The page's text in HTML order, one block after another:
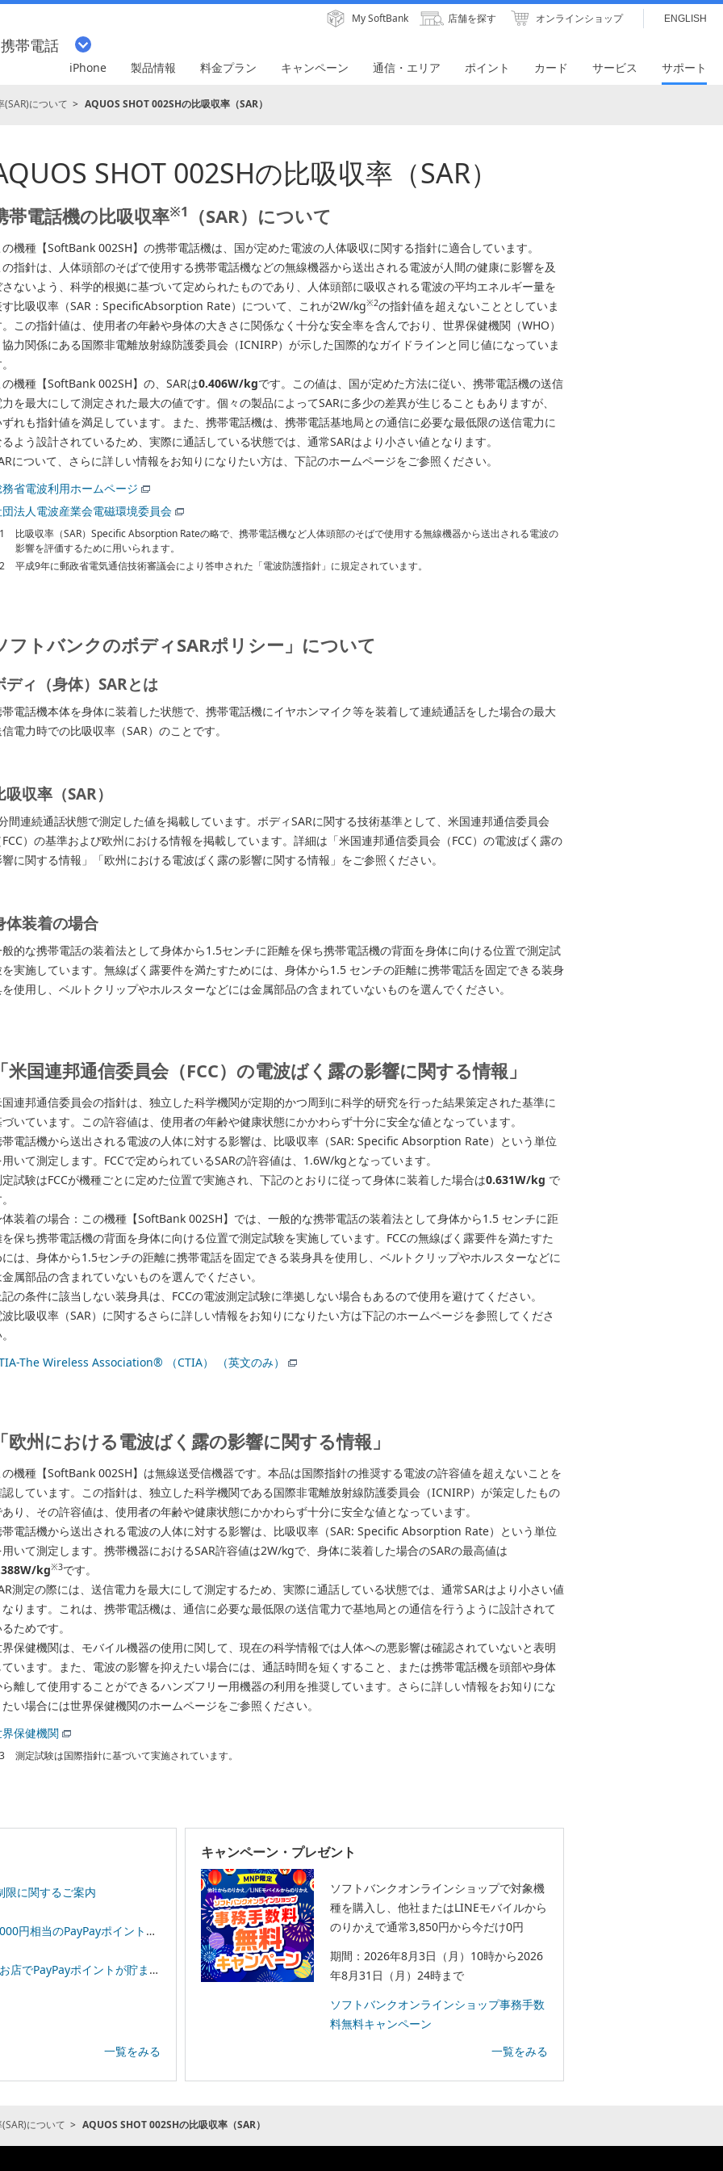
帯電話
My SoftBank 店舗を探す オンラインショップ ENGLISH
iPhone 製品情報 料金プラン キャンペーン 通信・エリア ポイント カード サービス サポート
について AQUOS SHOT 002SHの比吸収率（SAR）
SHOT 002SHの比吸収率（SAR）
帯電話機の比吸収率※1 （SAR）について
機種【SoftBank 002SH】の携帯電話機は、国が定めた電波の人体吸収に関する指針に適合しています。
指針は、人体頭部のそばで使用する携帯電話機などの無線機器から送出される電波が人間の健康に影響を及
ないよう、科学的根拠に基づいて定められたものであり、人体頭部に吸収される電波の平均エネルギー量を
す比吸収率（SAR：SpecificAbsorption Rate）について、これが2W/kg※2の指針値を超えないこととしていま
この指針値は、使用者の年齢や身体の大きさに関係なく十分な安全率を含んでおり、世界保健機関（WHO）
力関係にある国際非電離放射線防護委員会（ICNIRP）が示した国際的なガイドラインと同じ値になっていま
機種【SoftBank 002SH】の、SARは0.406W/kgです。この値は、国が定めた方法に従い、携帯電話機の送信
を最大にして測定された最大の値です。個々の製品によってSARに多少の差異が生じることもありますが、
れも指針値を満足しています。また、携帯電話機は、携帯電話基地局との通信に必要な最低限の送信電力に
よう設計されているため、実際に通話している状態では、通常SARはより小さい値となります。
について、さらに詳しい情報をお知りになりたい方は、下記のホームページをご参照ください。
省電波利用ホームページ
法人電波産業会電磁環境委員会
比吸収率（SAR）Specific Absorption Rateの略で、携帯電話機など人体頭部のそばで使用する無線機器から送出される電波の
影響を評価するために用いられます。
平成9年に郵政省電気通信技術審議会により答申された「電波防護指針」に規定されています。
フトバンクのボディSARポリシー」について
ディ（身体）SARとは
電話機本体を身体に装着した状態で、携帯電話機にイヤホンマイク等を装着して連続通話をした場合の最大
電力時での比吸収率（SAR）のことです。
吸収率（SAR）
間連続通話状態で測定した値を掲載しています。ボディSARに関する技術基準として、米国連邦通信委員会
）の基準および欧州における情報を掲載しています。詳細は「米国連邦通信委員会（FCC）の電波ばく露の
に関する情報」「欧州における電波ばく露の影響に関する情報」をご参照ください。
体装着の場合
的な携帯電話の装着法として身体から1.5センチに距離を保ち携帯電話機の背面を身体に向ける位置で測定試
実施しています。無線ばく露要件を満たすためには、身体から1.5 センチの距離に携帯電話を固定できる装身
使用し、ベルトクリップやホルスターなどには金属部品の含まれていないものを選んでください。
米国連邦通信委員会（FCC）の電波ばく露の影響に関する情報」
連邦通信委員会の指針は、独立した科学機関が定期的かつ周到に科学的研究を行った結果策定された基準に
いています。この許容値は、使用者の年齢や健康状態にかかわらず十分に安全な値となっています。
電話機から送出される電波の人体に対する影響は、比吸収率（SAR: Specific Absorption Rate）という単位
いて測定します。FCCで定められているSARの許容値は、1.6W/kgとなっています。
試験はFCCが機種ごとに定めた位置で実施され、下記のとおりに従って身体に装着した場合は0.631W/kg で
装着の場合：この機種【SoftBank 002SH】では、一般的な携帯電話の装着法として身体から1.5 センチに距
保ち携帯電話機の背面を身体に向ける位置で測定試験を実施しています。FCCの無線ばく露要件を満たすた
は、身体から1.5センチの距離に携帯電話を固定できる装身具を使用し、ベルトクリップやホルスターなどに
属部品の含まれていないものを選んでください。
の条件に該当しない装身具は、FCCの電波測定試験に準拠しない場合もあるので使用を避けてください。
比吸収率（SAR）に関するさらに詳しい情報をお知りになりたい方は下記のホームページを参照してくださ
The Wireless Association® （CTIA） （英文のみ）
欧州における電波ばく露の影響に関する情報」
機種【SoftBank 002SH】は無線送受信機器です。本品は国際指針の推奨する電波の許容値を超えないことを
しています。この指針は、独立した科学機関である国際非電離放射線防護委員会（ICNIRP）が策定したもの
り、その許容値は、使用者の年齢や健康状態にかかわらず十分に安全な値となっています。
電話機から送出される電波の人体に対する影響は、比吸収率（SAR: Specific Absorption Rate）という単位
いて測定します。携帯機器におけるSAR許容値は2W/kgで、身体に装着した場合のSARの最高値は
kg※3です。
測定の際には、送信電力を最大にして測定するため、実際に通話している状態では、通常SARはより小さい値
ります。これは、携帯電話機は、通信に必要な最低限の送信電力で基地局との通信を行うように設計されて
ためです。
保健機関は、モバイル機器の使用に関して、現在の科学情報では人体への悪影響は確認されていないと表明
います。また、電波の影響を抑えたい場合には、通話時間を短くすること、または携帯電話機を頭部や身体
離して使用することができるハンズフリー用機器の利用を推奨しています。さらに詳しい情報をお知りにな
い場合には世界保健機関のホームページをご参照ください。
保健機関
測定試験は国際指針に基づいて実施されています。
限に関するご案内
のPayPayポイントプレゼント！
が貯まる！「スーパーPayPayクーポン」
一覧をみる
キャンペーン・プレゼント
ソフトバンクオンラインショップで対象機
種を購入し、他社またはLINEモバイルから
のりかえで通常3,850円から今だけ0円
期間：2026年8月3日（月）10時から2026
年8月31日（月）24時まで
ソフトバンクオンラインショップ事務手数
料無料キャンペーン
一覧をみる
について AQUOS SHOT 002SHの比吸収率（SAR）